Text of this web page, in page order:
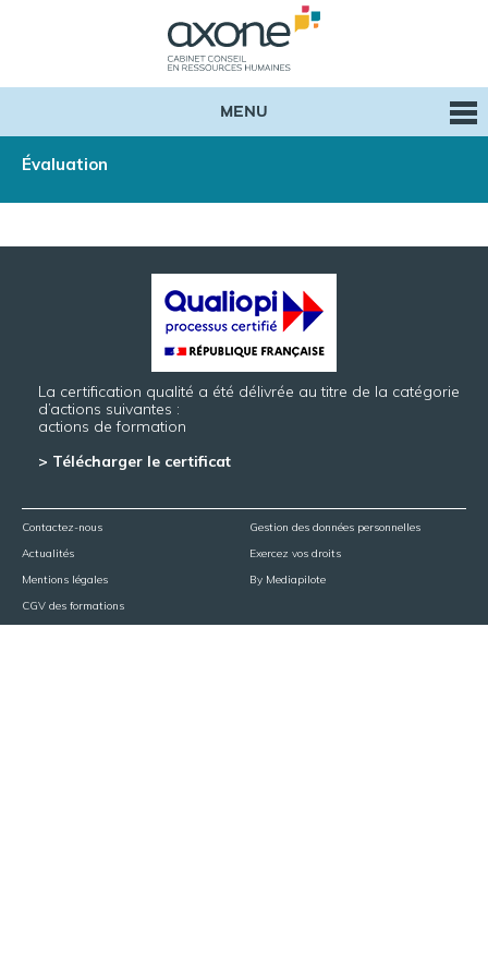
MENU
Évaluation
La certification qualité a été délivrée au titre de la catégorie
d’actions suivantes :
actions de formation
> Télécharger le certificat
Contactez-nous
Actualités
Mentions légales
CGV des formations
Gestion des données personnelles
Exercez vos droits
By Mediapilote